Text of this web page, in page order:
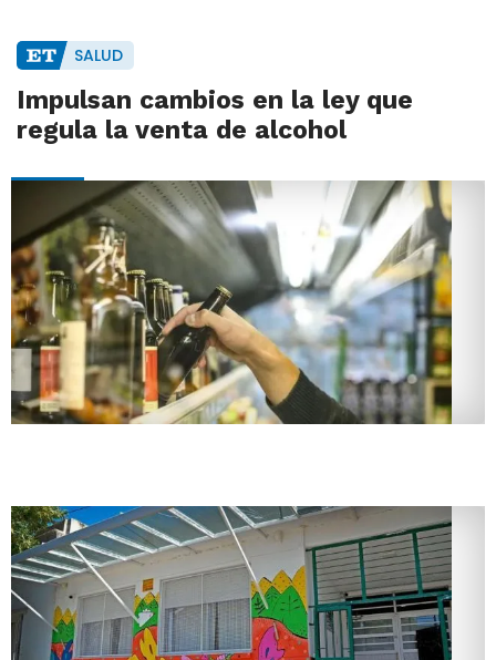
SALUD
Impulsan cambios en la ley que
regula la venta de alcohol